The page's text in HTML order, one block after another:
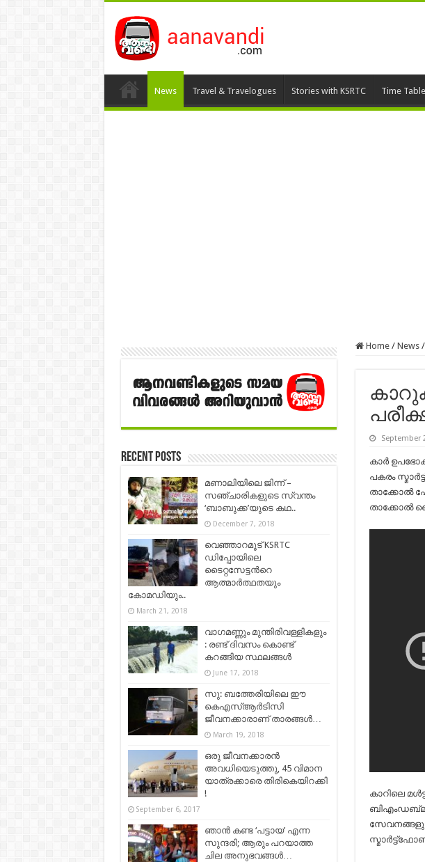
News Travel & Travelogues Stories with KSRTC Time Table
Home / News /
September
കാര്‍
പകരം
താക്കോല്‍
താക്കോല്‍
കാറിലെ
സേവനങ്ങളും
Recent Posts
മണാലിയിലെ ജിന്ന് –
സഞ്ചാരികളുടെ സ്വന്തം
‘ബാബുക്ക’യുടെ കഥ..
December 7, 2018
വെഞ്ഞാറമൂട് KSRTC
ഡിപ്പോയിലെ
ടൈറ്റസേട്ടന്‍റെ
ആത്മാര്‍ത്ഥതയും
കോമഡിയും..
March 21, 2018
വാഗമണ്ണും മുന്തിരിവള്ളികളും
: രണ്ട് ദിവസം കൊണ്ട്
കറങ്ങിയ സ്ഥലങ്ങൾ
June 17, 2018
സു: ബത്തേരിയിലെ ഈ
കെഎസ്ആര്‍ടിസി
ജീവനക്കാരാണ് താരങ്ങള്‍…
March 19, 2018
ഒരു ജീവനക്കാരൻ
അവധിയെടുത്തു, 45 വിമാന
യാത്രക്കാരെ തിരികെയിറക്കി
!
September 6, 2017
ഞാന്‍ കണ്ട ‘പട്ടായ’ എന്ന
സുന്ദരി; ആരും പറയാത്ത
ചില അനുഭവങ്ങള്‍…